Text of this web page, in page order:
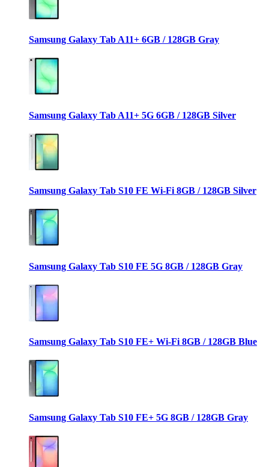
Samsung Galaxy Tab A11+ 6GB / 128GB Gray
Samsung Galaxy Tab A11+ 5G 6GB / 128GB Silver
Samsung Galaxy Tab S10 FE Wi-Fi 8GB / 128GB Silver
Samsung Galaxy Tab S10 FE 5G 8GB / 128GB Gray
Samsung Galaxy Tab S10 FE+ Wi-Fi 8GB / 128GB Blue
Samsung Galaxy Tab S10 FE+ 5G 8GB / 128GB Gray